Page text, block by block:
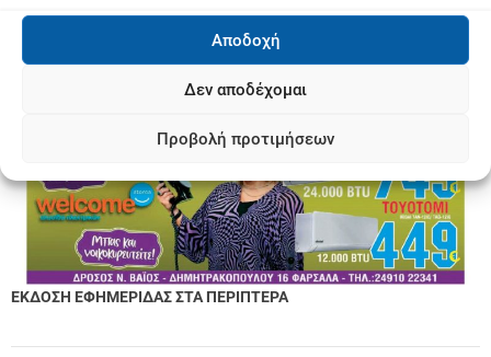
Αποδοχή
Δεν αποδέχομαι
Προβολή προτιμήσεων
ΕΚΔΟΣΗ ΕΦΗΜΕΡΙΔΑΣ ΣΤΑ ΠΕΡΙΠΤΕΡΑ